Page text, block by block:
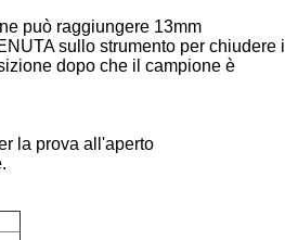
può raggiungere 13mm
sullo strumento per chiudere i
dopo che il campione è
la prova all'aperto